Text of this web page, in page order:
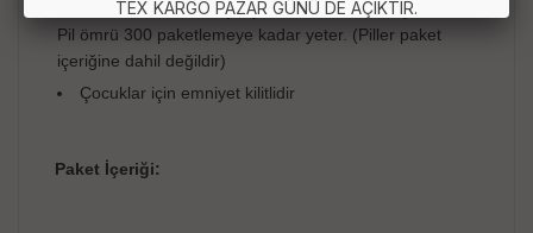
İki adet kalem pille çalışır. (AA Alkalin veya şarjlı pil)
Pil ömrü 300 paketlemeye kadar yeter. (Piller paket
içeriğine dahil değildir)
Çocuklar için emniyet kilitlidir
Paket İçeriği:
TEX KARGO PAZAR GÜNÜ DE AÇIKTIR.